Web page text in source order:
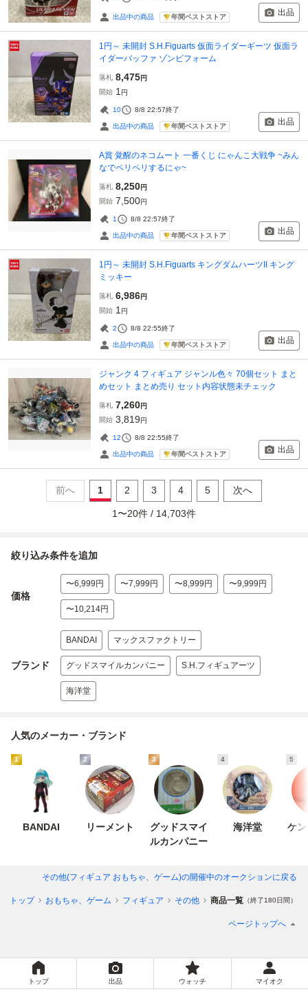
出品中の商品 年間ベストストア 出品
1円～ 未開封 S.H.Figuarts 仮面ライダーギーツ 仮面ラ
イダーバッファ ゾンビフォーム
落札 8,475円
開始 1 円
10 8/8 22:57終了
出品中の商品 年間ベストストア 出品
A賞 覚醒のネコムート 一番くじ にゃんこ大戦争 ~みん
なでペリペリするにゃ~
落札 8,250円
開始 7,500円
1 8/8 22:57終了
出品中の商品 年間ベストストア 出品
1円～ 未開封 S.H.Figuarts キングダムハーツII キング
ミッキー
落札 6,986円
開始 1 円
2 8/8 22:55終了
出品中の商品 年間ベストストア 出品
ジャンク 4 フィギュア ジャンル色々 70個セット まと
めセット まとめ売り セット内容状態未チェック
落札 7,260円
開始 3,819円
12 8/8 22:55終了
出品中の商品 年間ベストストア 出品
前へ 1 2 3 4 5 次へ
1 〜20件 / 14,703件
絞り込み条件を追加
価格
〜6,999円 〜7,999円 〜8,999円 〜9,999円
〜10,214円
ブランド
BANDAI マックスファクトリー
グッドスマイルカンパニー S.H.フィギュアーツ
海洋堂
人気のメーカー・ブランド
1
BANDAI
2
リーメント
3
グッドスマイ
ルカンパニー
4
海洋堂
5
ケ
その他(フィギュア おもちゃ、ゲーム)の開催中のオークションに戻る
トップ おもちゃ、ゲーム フィギュア その他 商品一覧 （終了180日間）
ページトップへ
トップ 出品 ウォッチ マイオク